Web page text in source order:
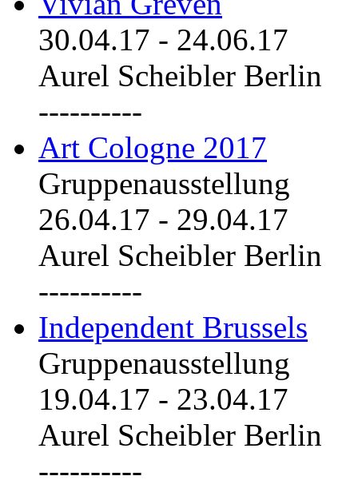
30.04.17 - 24.06.17
Aurel Scheibler Berlin
----------
Art Cologne 2017
Gruppenausstellung
26.04.17 - 29.04.17
Aurel Scheibler Berlin
----------
Independent Brussels
Gruppenausstellung
19.04.17 - 23.04.17
Aurel Scheibler Berlin
----------